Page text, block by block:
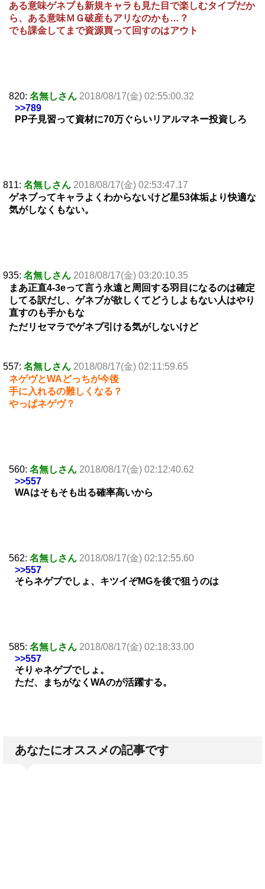
ある意味ゲネブも新規キャラも見た目で楽しむタイプだか
ら、ある意味ＭＧ破産もアリなのかも…？
でも課金してまで資源買って回すのはアウト
820: 名無しさん 2018/08/17(金) 02:55:00.32
>>789
PP子見習って資材に70万ぐらいリアルマネー投資しろ
811: 名無しさん 2018/08/17(金) 02:53:47.17
ゲネブってキャラよくわからないけど星53体垢より快適な
気がしなくもない。
935: 名無しさん 2018/08/17(金) 03:20:10.35
まあ正直4-3eって言う永遠と周回する羽目になるのは確定
してる訳だし、ゲネブが欲しくてどうしよもない人はやり
直すのも手かもな
ただリセマラでゲネブ引ける気がしないけど
557: 名無しさん 2018/08/17(金) 02:11:59.65
ネゲヴとWAどっちが今後
手に入れるの難しくなる？
やっぱネゲヴ？
560: 名無しさん 2018/08/17(金) 02:12:40.62
>>557
WAはそもそも出る確率高いから
562: 名無しさん 2018/08/17(金) 02:12:55.60
>>557
そらネゲブでしょ、キツイぞMGを後で狙うのは
585: 名無しさん 2018/08/17(金) 02:18:33.00
>>557
そりゃネゲブでしょ。
ただ、まちがなくWAのが活躍する。
あなたにオススメの記事です